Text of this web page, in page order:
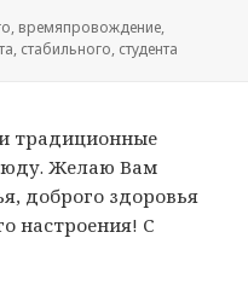
, времяпровождение,
, стабильного, студента
традиционные
Желаю Вам
доброго здоровья
настроения! С